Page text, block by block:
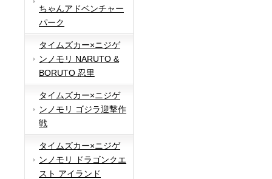
ちゃんアドベンチャー
パーク
タイムズカー×ニジゲ
ンノモリ NARUTO &
BORUTO 忍里
タイムズカー×ニジゲ
ンノモリ ゴジラ迎撃作
戦
タイムズカー×ニジゲ
ンノモリ ドラゴンクエ
スト アイランド